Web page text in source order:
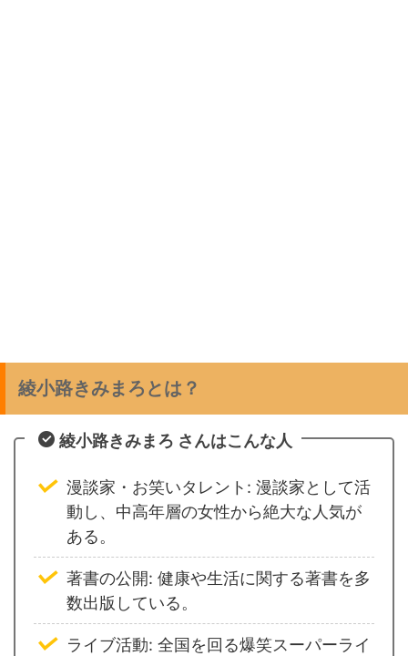
綾小路きみまろとは？
綾小路きみまろ さんはこんな人
漫談家・お笑いタレント: 漫談家として活
動し、中高年層の女性から絶大な人気が
ある。
著書の公開: 健康や生活に関する著書を多
数出版している。
ライブ活動: 全国を回る爆笑スーパーライ